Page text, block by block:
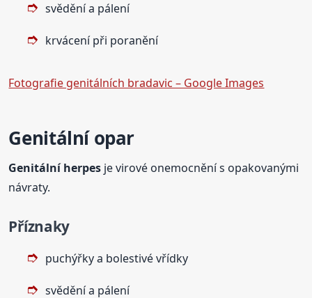
svědění a pálení
krvácení při poranění
Fotografie genitálních bradavic – Google Images
Genitální opar
Genitální herpes je virové onemocnění s opakovanými
návraty.
Příznaky
puchýřky a bolestivé vřídky
svědění a pálení